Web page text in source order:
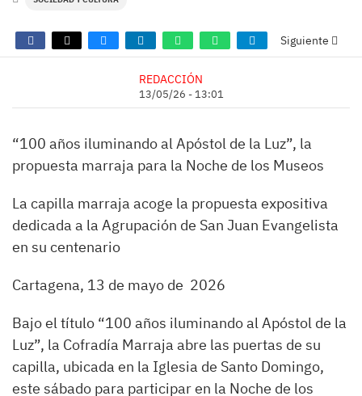
Siguiente
REDACCIÓN
13/05/26 - 13:01
“100 años iluminando al Apóstol de la Luz”, la
propuesta marraja para la Noche de los Museos
La capilla marraja acoge la propuesta expositiva
dedicada a la Agrupación de San Juan Evangelista
en su centenario
Cartagena, 13 de mayo de 2026
Bajo el título “100 años iluminando al Apóstol de la
Luz”, la Cofradía Marraja abre las puertas de su
capilla, ubicada en la Iglesia de Santo Domingo,
este sábado para participar en la Noche de los